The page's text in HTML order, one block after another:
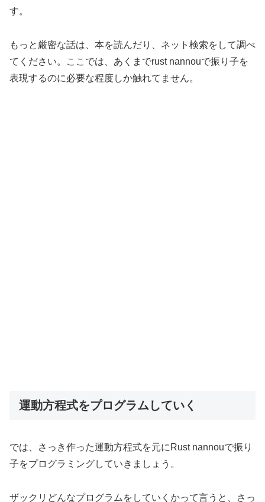
す。
もっと厳密な話は、本を読んだり、ネット検索をして調べ
てください。ここでは、あくまでrust nannouで振り子を
表現するのに必要な程度しか触れてません。
運動方程式をプログラムしていく
では、さっき作った運動方程式を元にRust nannouで振り
子をプログラミングしていきましょう。
ザックリどんなプログラムをしていくかって言うと、さっ